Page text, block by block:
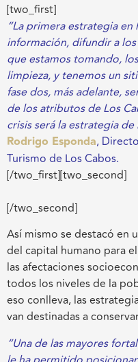
[two_first]
“La primera estrategia en
información, difundir a
que estamos tomando,
limpieza, y tenemos un
fase dos, más adelante,
de los atributos de Los
crisis será la estrategia
Rodrigo Esponda,
Turismo de Los Cabos.
[/two_first][two_second]
[/two_second]
Así mismo se destacó en
del capital humano para
las afectaciones
todos los niveles de la
eso conlleva, las
van destinadas a
“Una de las mayores